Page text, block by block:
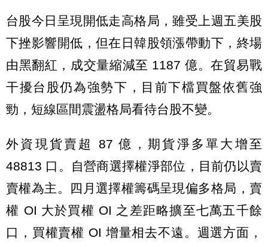
台股今日呈現開低走高格局，雖受上週五美股
下挫影響開低，但在日韓股領漲帶動下，終場
由黑翻紅，成交量縮減至 1187 億。在貿易戰
干擾台股仍為強勢下，目前下檔買盤依舊強
勁，短線區間震盪格局看待台股不變。
外資現貨賣超 87 億，期貨淨多單大增至
48813 口。自營商選擇權淨部位，目前仍以賣
賣權為主。四月選擇權籌碼呈現偏多格局，賣
權 OI 大於買權 OI 之差距略擴至七萬五千餘
口，買權賣權 OI 增量相去不遠。週選方面，